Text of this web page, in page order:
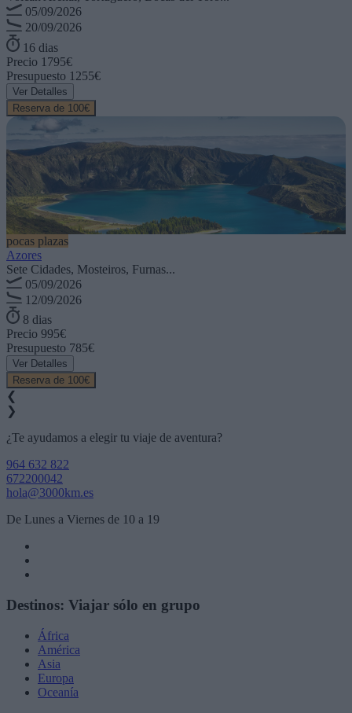
05/09/2026
20/09/2026
16 dias
Precio 1795€
Presupuesto 1255€
Ver Detalles
Reserva de 100€
pocas plazas
Azores
Sete Cidades, Mosteiros, Furnas...
05/09/2026
12/09/2026
8 dias
Precio 995€
Presupuesto 785€
Ver Detalles
Reserva de 100€
❮
❯
¿Te ayudamos a elegir tu viaje de aventura?
964 632 822
672200042
hola@3000km.es
De Lunes a Viernes de 10 a 19
Destinos: Viajar sólo en grupo
África
América
Asia
Europa
Oceanía